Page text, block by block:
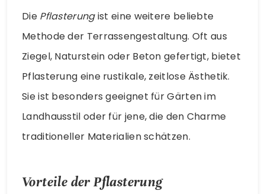
Die Pflasterungist eine weitere beliebte
Methode der Terrassengestaltung. Oft aus
Ziegel, Naturstein oder Beton gefertigt, bietet
Pflasterung eine rustikale, zeitlose Ästhetik.
Sie ist besonders geeignet für Gärten im
Landhausstil oder für jene, die den Charme
traditioneller Materialien schätzen.
Vorteile der Pflasterung